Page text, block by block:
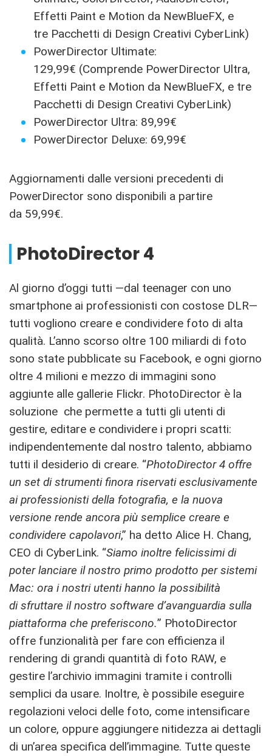
Effetti Paint e Motion da NewBlueFX, e
tre Pacchetti di Design Creativi CyberLink)
PowerDirector Ultimate:
129,99€ (Comprende PowerDirector Ultra,
Effetti Paint e Motion da NewBlueFX, e tre
Pacchetti di Design Creativi CyberLink)
PowerDirector Ultra: 89,99€
PowerDirector Deluxe: 69,99€
Aggiornamenti dalle versioni precedenti di
PowerDirector sono disponibili a partire
da 59,99€.
PhotoDirector 4
Al giorno d’oggi tutti —dal teenager con uno
smartphone ai professionisti con costose DLR—
tutti vogliono creare e condividere foto di alta
qualità. L’anno scorso oltre 100 miliardi di foto
sono state pubblicate su Facebook, e ogni giorno
oltre 4 milioni e mezzo di immagini sono
aggiunte alle gallerie Flickr. PhotoDirector è la
soluzione che permette a tutti gli utenti di
gestire, editare e condividere i propri scatti:
indipendentemente dal nostro talento, abbiamo
tutti il desiderio di creare. “PhotoDirector 4 offre
un set di strumenti finora riservati esclusivamente
ai professionisti della fotografia, e la nuova
versione rende ancora più semplice creare e
condividere capolavori,” ha detto Alice H. Chang,
CEO di CyberLink. “Siamo inoltre felicissimi di
poter lanciare il nostro primo prodotto per sistemi
Mac: ora i nostri utenti hanno la possibilità
di sfruttare il nostro software d’avanguardia sulla
piattaforma che preferiscono.” PhotoDirector
offre funzionalità per fare con efficienza il
rendering di grandi quantità di foto RAW, e
gestire l’archivio immagini tramite i controlli
semplici da usare. Inoltre, è possibile eseguire
regolazioni veloci delle foto, come intensificare
un colore, oppure aggiungere nitidezza ai dettagli
di un’area specifica dell’immagine. Tutte queste